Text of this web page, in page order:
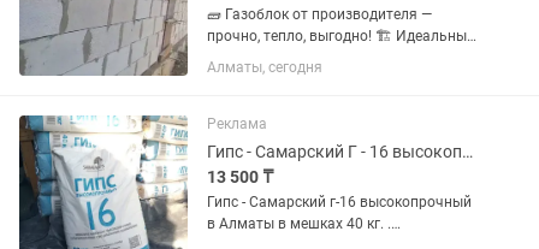
🧱 Газоблок от производителя —
прочно, тепло, выгодно! 🏗 Идеальный
выбор для строительства дома, бани,
точная геометрия) ✔ Размеры:...
Алматы, сегодня
Реклама
Гипс - Самарский Г - 16 высокопрочный Алматы.
13 500 ₸
Гипс - Самарский г-16 высокопрочный
в Алматы в мешках 40 кг. .